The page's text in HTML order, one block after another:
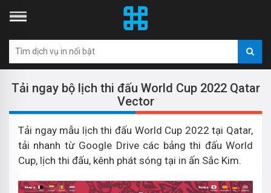
Tải ngay bộ lịch thi đấu World Cup 2022 Qatar
Vector
Tải ngay mẫu lịch thi đấu World Cup 2022 tại Qatar,
tải nhanh từ Google Drive các bảng thi đấu World
Cup, lịch thi đấu, kênh phát sóng tại in ấn Sắc Kim.